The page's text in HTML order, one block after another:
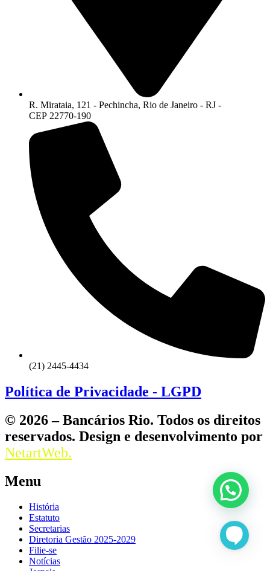
R. Mirataia, 121 - Pechincha, Rio de Janeiro - RJ -
CEP 22770-190
(21) 2445-4434
Política de Privacidade - LGPD
© 2026 – Bancários Rio. Todos os direitos
reservados. Design e desenvolvimento por
NetartWeb.
Menu
História
Estatuto
Secretarias
Diretoria Gestão 2025-2029
Filie-se
Notícias